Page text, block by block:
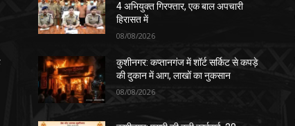
4 अभियुक्त गिरफ्तार, एक बाल अपचारी
हिरासत में
08/08/2026
कुशीनगर: कप्तानगंज में शॉर्ट सर्किट से कपड़े
की दुकान में आग, लाखों का नुकसान
08/08/2026